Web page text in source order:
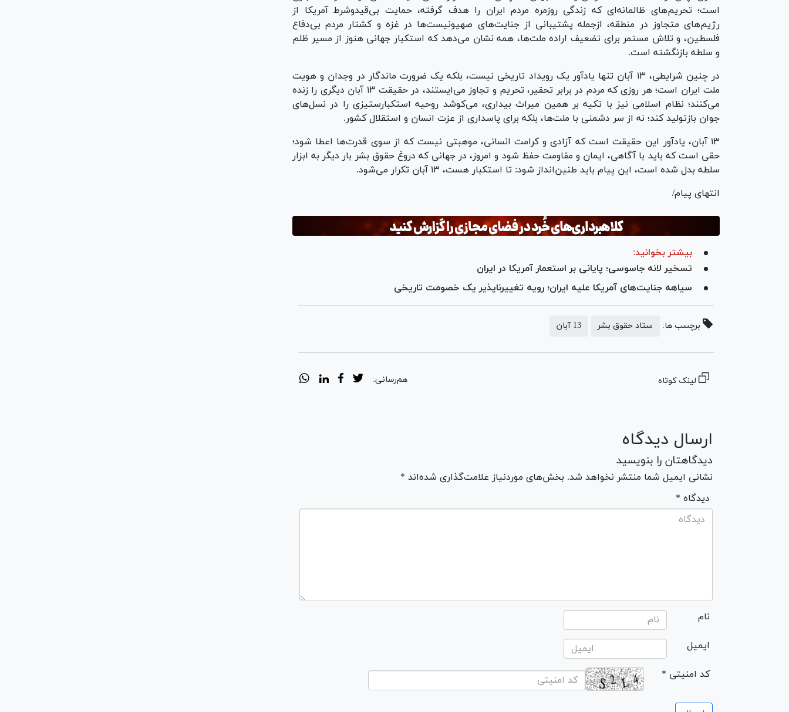
است؛ تحریم‌های ظالمانه‌ای که زندگی روزمره‌ مردم ایران را هدف گرفته، حمایت بی‌قیدوشرط آمریکا از
رژیم‌های متجاوز در منطقه، ازجمله پشتیبانی از جنایت‌های صهیونیست‌ها در غزه و کشتار مردم بی‌دفاع
فلسطین، و تلاش مستمر برای تضعیف اراده‌ ملت‌ها، همه نشان می‌دهد که استکبار جهانی هنوز از مسیر ظلم
و سلطه بازنگشته است.
در چنین شرایطی، ۱۳ آبان تنها یادآور یک رویداد تاریخی نیست، بلکه یک ضرورت ماندگار در وجدان و هویت
ملت ایران است؛ هر روزی که مردم در برابر تحقیر، تحریم و تجاوز می‌ایستند، در حقیقت ۱۳ آبان دیگری را زنده
می‌کنند؛ نظام اسلامی نیز با تکیه بر همین میراث بیداری، می‌کوشد روحیه‌ استکبارستیزی را در نسل‌های
جوان بازتولید کند؛ نه از سر دشمنی با ملت‌ها، بلکه برای پاسداری از عزت انسان و استقلال کشور.
۱۳ آبان، یادآور این حقیقت است که آزادی و کرامت انسانی، موهبتی نیست که از سوی قدرت‌ها اعطا شود؛
حقی است که باید با آگاهی، ایمان و مقاومت حفظ شود و امروز، در جهانی که دروغ حقوق بشر بار دیگر به ابزار
سلطه بدل شده است، این پیام باید طنین‌انداز شود: تا استکبار هست، ۱۳ آبان تکرار می‌شود.
انتهای پیام/
بیشتر بخوانید:
تسخیر لانه جاسوسی؛ پایانی بر استعمار آمریکا در ایران
سیاهه جنایت‌های آمریکا علیه ایران؛ رویه تغییرناپذیر یک خصومت‌ تاریخی
برچسب ها: ستاد حقوق بشر 13 آبان
لینک کوتاه هم‌رسانی:
ارسال دیدگاه
دیدگاهتان را بنویسید
نشانی ایمیل شما منتشر نخواهد شد. بخش‌های موردنیاز علامت‌گذاری شده‌اند *
* دیدگاه
نام
ایمیل
* کد امنیتی